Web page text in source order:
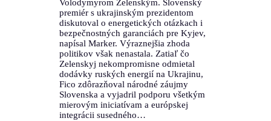
Volodymyrom Zelenským. Slovenský
premiér s ukrajinským prezidentom
diskutoval o energetických otázkach i
bezpečnostných garanciách pre Kyjev,
napísal Marker. Výraznejšia zhoda
politikov však nenastala. Zatiaľ čo
Zelenskyj nekompromisne odmietal
dodávky ruských energií na Ukrajinu,
Fico zdôrazňoval národné záujmy
Slovenska a vyjadril podporu všetkým
mierovým iniciatívam a európskej
integrácii susedného…